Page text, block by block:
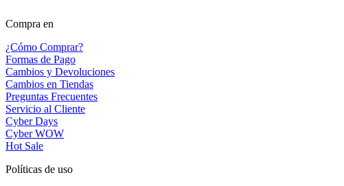
Compra en
¿Cómo Comprar?
Formas de Pago
Cambios y Devoluciones
Cambios en Tiendas
Preguntas Frecuentes
Servicio al Cliente
Cyber Days
Cyber WOW
Hot Sale
Políticas de uso